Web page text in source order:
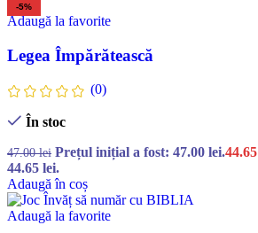
-5%
Adaugă la favorite
Legea Împărătească
(0)
În stoc
47.00lei Prețul inițial a fost: 47.00 lei.44.65
44.65 lei.
Adaugă în coș
Adaugă la favorite